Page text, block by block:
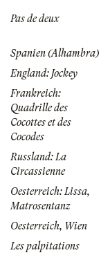
Pas de deux
Spanien (Alhambra)
England: Jockey
Frankreich:
Quadrille des
Cocottes et des
Cocodes
Russland: La
Circassienne
Oesterreich: Lissa,
Matrosentanz
Oesterreich, Wien
Les palpitations